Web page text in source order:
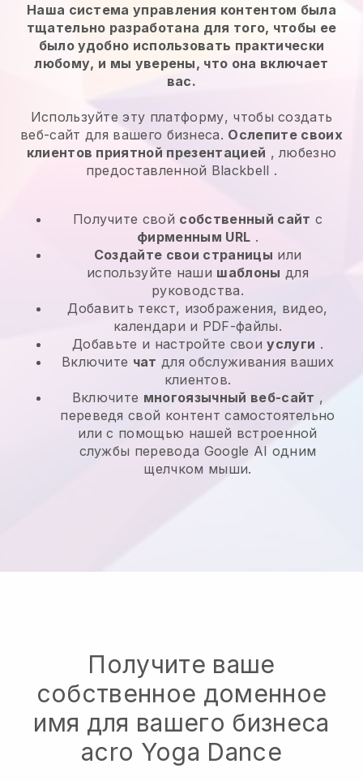
Наша система управления контентом была
тщательно разработана для того, чтобы ее
было удобно использовать практически
любому, и мы уверены, что она включает
вас.
Используйте эту платформу, чтобы создать
веб-сайт для вашего бизнеса. Ослепите своих
клиентов приятной презентацией , любезно
предоставленной Blackbell .
Получите свой собственный сайт с
фирменным URL .
Создайте свои страницы или
используйте наши шаблоны для
руководства.
Добавить текст, изображения, видео,
календари и PDF-файлы.
Добавьте и настройте своиуслуги .
Включите чат для обслуживания ваших
клиентов.
Включите многоязычный веб-сайт ,
переведя свой контент самостоятельно
или с помощью нашей встроенной
службы перевода Google AI одним
щелчком мыши.
Получите ваше
собственное доменное
имя для вашего бизнеса
acro Yoga Dance